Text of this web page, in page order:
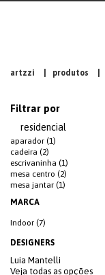
artzzi produtos
Filtrar por
residencial
aparador (1)
cadeira (2)
escrivaninha (1)
mesa centro (2)
mesa jantar (1)
MARCA
Indoor (7)
DESIGNERS
Luia Mantelli
Veja todas as opções